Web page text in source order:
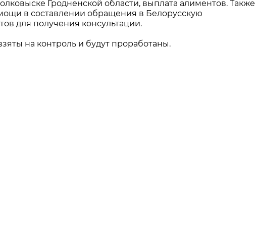
Гродненской области, выплата алиментов. Также
в составлении обращения в Белорусскую
для получения консультации.
на контроль и будут проработаны.